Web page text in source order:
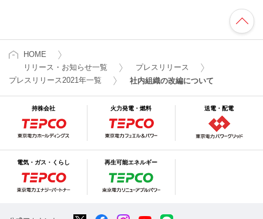
HOME
リリース・お知らせ一覧
プレスリリース
プレスリリース2021年一覧
社内組織の改編について
持株会社 火力発電・燃料 送電・配電
電気・ガス・くらし 再生可能エネルギー